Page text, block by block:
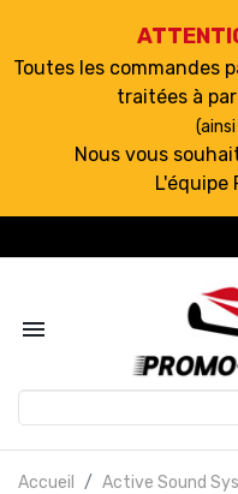
Toutes les commandes
traitées à
Nous vous

Accueil
Active Sound